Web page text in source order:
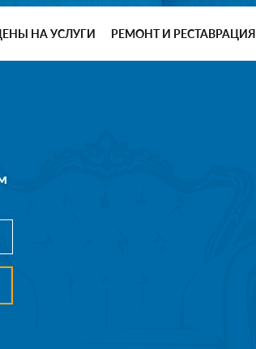
НА УСЛУГИ РЕМОНТ И РЕСТАВРАЦИЯ